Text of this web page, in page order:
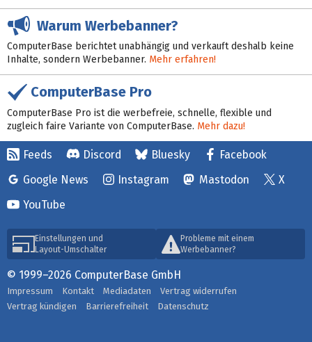
Warum Werbebanner?
ComputerBase berichtet unabhängig und verkauft deshalb keine
Inhalte, sondern Werbebanner. Mehr erfahren!
ComputerBase Pro
ComputerBase Pro ist die werbefreie, schnelle, flexible und
zugleich faire Variante von ComputerBase. Mehr dazu!
Feeds Discord Bluesky
Facebook
Google News
Instagram Mastodon
X
YouTube
Einstellungen und
Layout-Umschalter
Probleme mit einem
Werbebanner?
© 1999–2026 ComputerBase GmbH
Impressum Kontakt Mediadaten
Vertrag widerrufen
Vertrag kündigen
Barrierefreiheit Datenschutz